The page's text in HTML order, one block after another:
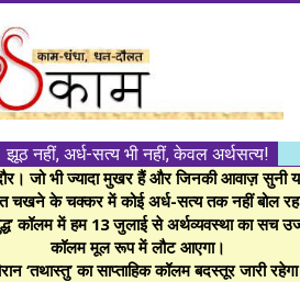
झूठ नहीं, अर्ध-सत्य भी नहीं, केवल अर्थसत्य!
जो भी ज्यादा मुखर हैं और जिनकी आवाज़ सुनी
चखने के चक्कर में कोई अर्ध-सत्य तक नहीं बोल
कॉलम में हम 13 जुलाई से अर्थव्यवस्था का सच
कॉलम मूल रूप में लौट आएगा।
‘तथास्तु’ का साप्ताहिक कॉलम बदस्तूर जारी